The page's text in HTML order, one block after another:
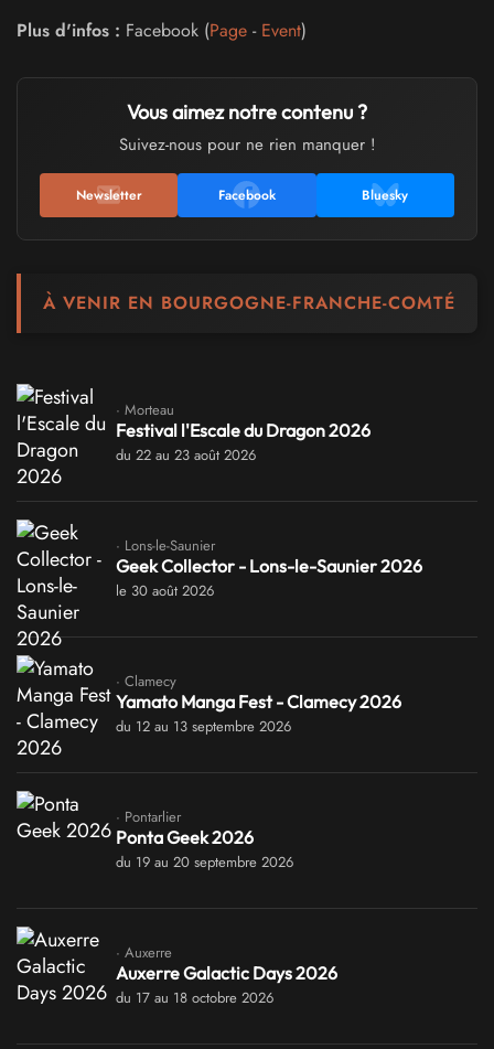
Plus d'infos : Facebook (Page - Event)
Vous aimez notre contenu ?
Suivez-nous pour ne rien manquer !
Newsletter Facebook Bluesky
À VENIR EN BOURGOGNE-FRANCHE-COMTÉ
· Morteau
Festival l'Escale du Dragon 2026
du 22 au 23 août 2026
· Lons-le-Saunier
Geek Collector - Lons-le-Saunier 2026
le 30 août 2026
· Clamecy
Yamato Manga Fest - Clamecy 2026
du 12 au 13 septembre 2026
· Pontarlier
Ponta Geek 2026
du 19 au 20 septembre 2026
· Auxerre
Auxerre Galactic Days 2026
du 17 au 18 octobre 2026